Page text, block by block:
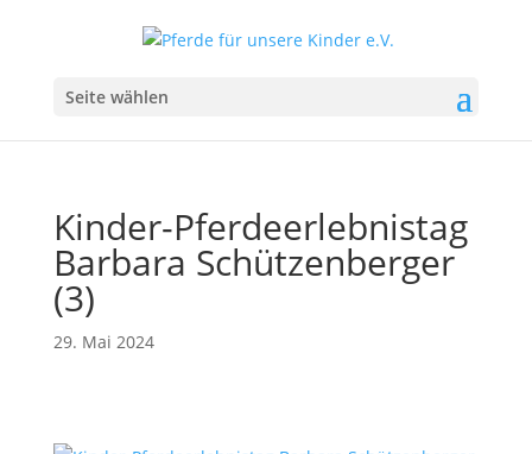
Seite wählen
Kinder-Pferdeerlebnistag
Barbara Schützenberger
(3)
29. Mai 2024